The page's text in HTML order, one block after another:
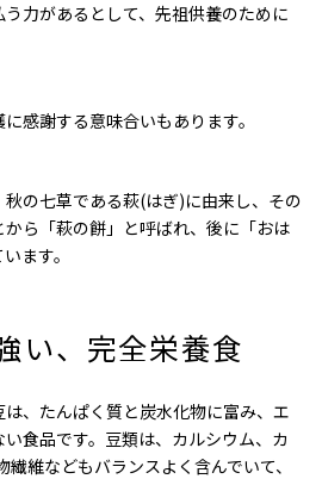
力があるとして、先祖供養のために
感謝する意味合いもあります。
秋の七草である萩(はぎ)に由来し、その
ら「萩の餅」と呼ばれ、後に「おは
ます。
い、 完全栄養食
、たんぱく質と炭水化物に富み、エ
食品です。豆類は、カルシウム、カ
維などもバランスよく含んでいて、